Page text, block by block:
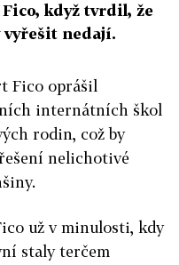
když tvrdil, že
nedají.
Fico oprášil
internátních škol
rodin, což by
nelichotivé
už v minulosti, kdy
staly terčem